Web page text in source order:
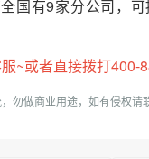
国有9家分公司，
~或者直接拨打400-
勿做商业用途，如有侵权请